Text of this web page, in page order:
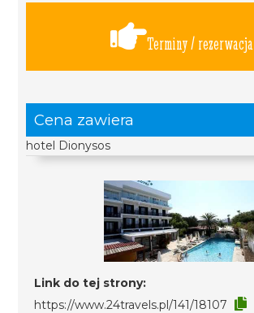
Terminy / rezerwacja
Cena zawiera
hotel Dionysos
Link do tej strony:
https://www.24travels.pl/141/18107